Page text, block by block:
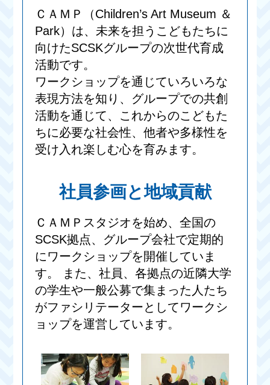
ＣＡＭＰ（Children’s Art Museum ＆
Park）は、未来を担うこどもたちに
向けたSCSKグループの次世代育成
活動です。
ワークショップを通じていろいろな
表現方法を知り、グループでの共創
活動を通じて、これからのこどもた
ちに必要な社会性、他者や多様性を
受け入れ楽しむ心を育みます。
社員参画と地域貢献
ＣＡＭＰスタジオを始め、全国の
SCSK拠点、グループ会社で定期的
にワークショップを開催していま
す。 また、社員、各拠点の近隣大学
の学生や一般公募で集まった人たち
がファシリテーターとしてワークシ
ョップを運営しています。